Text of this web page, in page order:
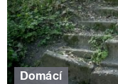
Domácí